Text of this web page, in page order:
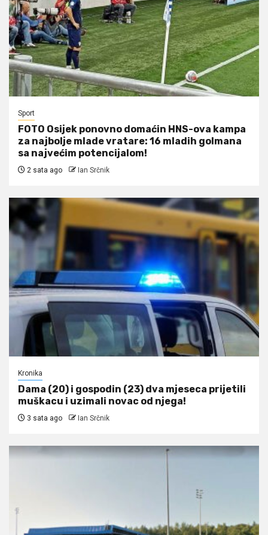
Sport
FOTO Osijek ponovno domaćin HNS-ova kampa
za najbolje mlade vratare: 16 mladih golmana
sa najvećim potencijalom!
2 sata ago Ian Srčnik
Kronika
Dama (20) i gospodin (23) dva mjeseca prijetili
muškacu i uzimali novac od njega!
3 sata ago Ian Srčnik